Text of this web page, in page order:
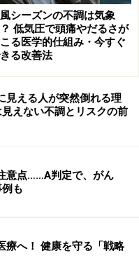
んではいけない人
メリット、デメリット
抑えておきたい病気特
スク
人科系病気の基礎知
クに乗り切るには 月
の内容をご確認くださ
シーズンの不調は気象
低気圧で頭痛やだるさが
る医学的仕組み・今すぐ
る改善法
見える人が突然倒れる理
えない不調とリスクの前
意点……A判定で、がん
例も
療へ！ 健康を守る「戦略